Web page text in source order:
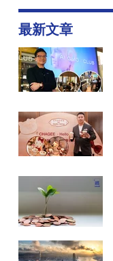
最新文章